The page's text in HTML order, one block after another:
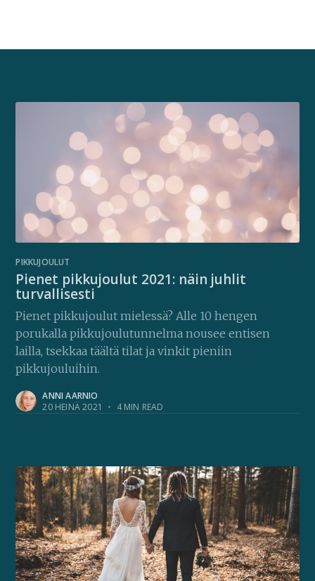
PIKKUJOULUT
Pienet pikkujoulut 2021: näin juhlit
turvallisesti
Pienet pikkujoulut mielessä? Alle 10 hengen
porukalla pikkujoulutunnelma nousee entisen
lailla, tsekkaa täältä tilat ja vinkit pieniin
pikkujouluihin.
ANNI AARNIO
20 HEINÄ 2021
• 4 MIN READ